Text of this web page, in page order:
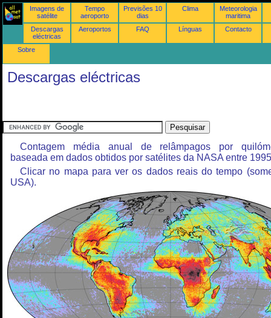
Imagens de
satélite
Tempo
aeroporto
Previsões 10
dias
Clima
Meteorologia
maritima
Descargas
eléctricas
Aeroportos FAQ Línguas Contacto
Sobre
Descargas eléctricas
Contagem média anual de relâmpagos por
baseada em dados obtidos por satélites da NASA entre
Clicar no mapa para ver os dados reais do tempo
USA).